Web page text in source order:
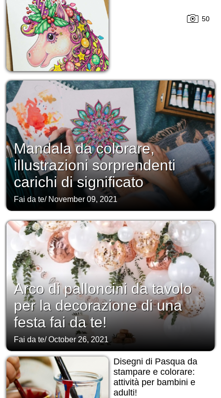
50
Mandala da colorare,
illustrazioni sorprendenti
carichi di significato
Fai da te/ November 09, 2021
Arco di palloncini da tavolo
per la decorazione di una
festa fai da te!
Fai da te/October 26, 2021
Disegni di Pasqua da
stampare e colorare:
attività per bambini e
adulti!